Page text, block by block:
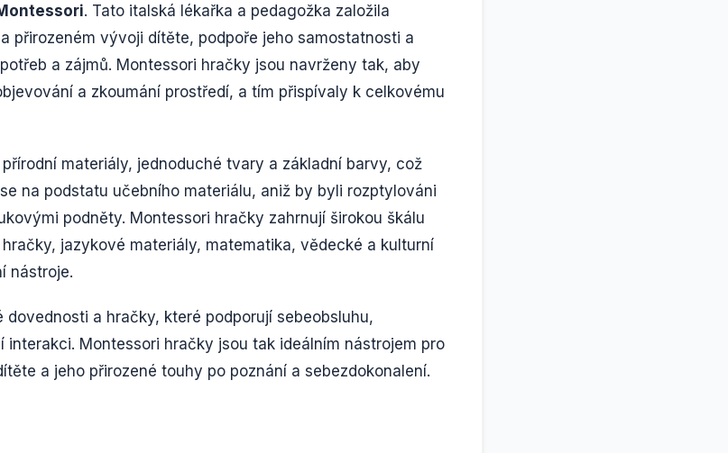
. Tato italská lékařka a pedagožka založila
přirozeném vývoji dítěte, podpoře jeho samostatnosti a
a zájmů. Montessori hračky jsou navrženy tak, aby
a zkoumání prostředí, a tím přispívaly k celkovému
materiály, jednoduché tvary a základní barvy, což
na podstatu učebního materiálu, aniž by byli rozptylováni
podněty. Montessori hračky zahrnují širokou škálu
jazykové materiály, matematika, vědecké a kulturní
nástroje.
dovednosti a hračky, které podporují sebeobsluhu,
interakci. Montessori hračky jsou tak ideálním nástrojem pro
a jeho přirozené touhy po poznání a sebezdokonalení.